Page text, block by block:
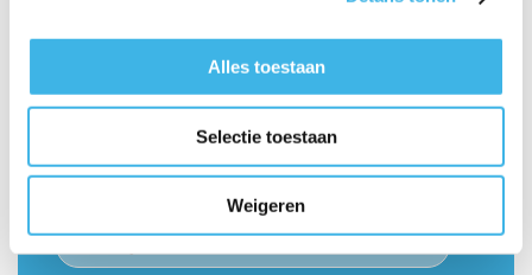
Alles toestaan
Selectie toestaan
Weigeren
Geen ONZE nieuws missen?
We sturen je alleen relevante updates op basis